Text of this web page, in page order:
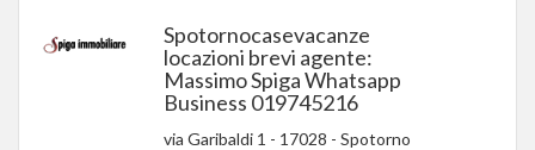
Spotornocasevacanze
locazioni brevi agente:
Massimo Spiga Whatsapp
Business 019745216
via Garibaldi 1 - 17028 - Spotorno